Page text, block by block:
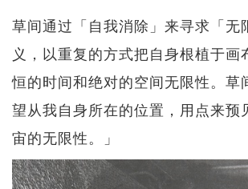
草间通过「自我消除」来寻求「无
义，以重复的方式把自身根植于画
恒的时间和绝对的空间无限性。草
望从我自身所在的位置，用点来预
宙的无限性。」